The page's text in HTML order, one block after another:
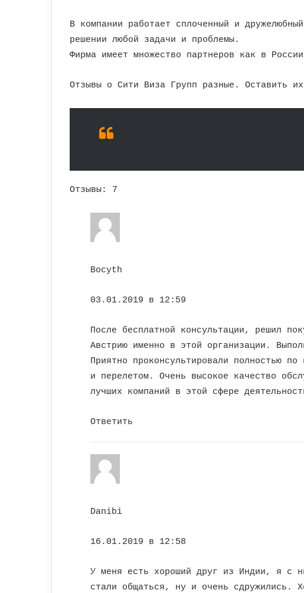
В компании работает сплоченный и
решении любой задачи и проблемы.
Фирма имеет множество партнеров как в
Отзывы о Сити Виза Групп разные. Оставить
Отзывы: 7
Bocyth
03.01.2019 в 12:59
После бесплатной консультации, решил
Австрию именно в этой организации.
Приятно проконсультировали полностью
и перелетом. Очень высокое качество
лучших компаний в этой сфере
Ответить
Danibi
16.01.2019 в 12:58
У меня есть хороший друг из Индии, я с
стали общаться, ну и очень сдружились.